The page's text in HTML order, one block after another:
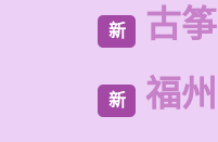
新 古
新 福